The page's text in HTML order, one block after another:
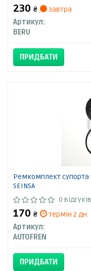
230 ₴
завтра
Артикул:
BERU
ПРИДБАТИ
Ремкомплект супорта
SEINSA
0 відгуків
170 ₴
термін 2 дн.
Артикул:
AUTOFREN
ПРИДБАТИ